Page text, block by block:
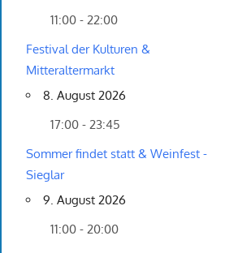
11:00 - 22:00
Festival der Kulturen &
Mitteraltermarkt
8. August 2026
17:00 - 23:45
Sommer findet statt & Weinfest -
Sieglar
9. August 2026
11:00 - 20:00